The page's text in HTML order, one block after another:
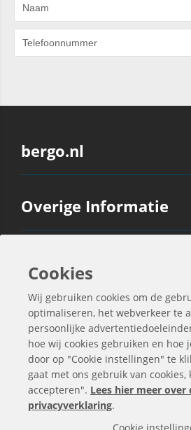
bergo.nl
Overige Informatie
Ook Interessant
Contactgegevens
Cookies
Wij gebruiken cookies om de
optimaliseren, het webverkeer te
persoonlijke
hoe wij cookies gebruiken en hoe
door op "Cookie instellingen" te
gaat met ons gebruik van cookies,
accepteren". Lees hier meer over
privacyverklaring.